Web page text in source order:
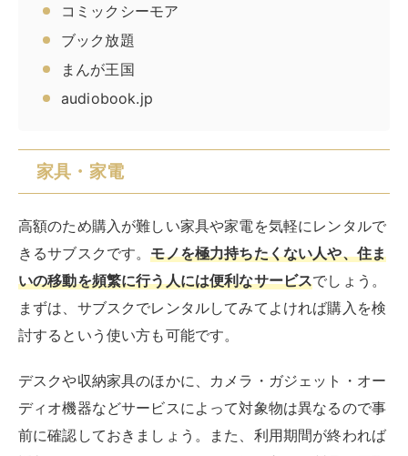
‎kikito（キキト）
無印良品
CLAS (クラス)
ゲオあれこれレンタル
RIRIFE リリフ
RIRIFE リリフ
新生活得する情報マガジン
自動車・バイク
月額料金を支払うことで、一定期間自動車やバイクを利